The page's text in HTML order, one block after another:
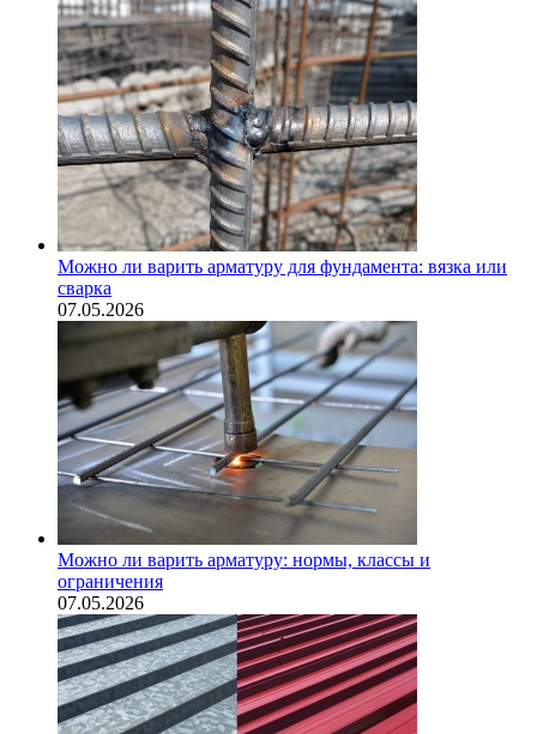
Можно ли варить арматуру для фундамента: вязка или
сварка
07.05.2026
Можно ли варить арматуру: нормы, классы и
ограничения
07.05.2026